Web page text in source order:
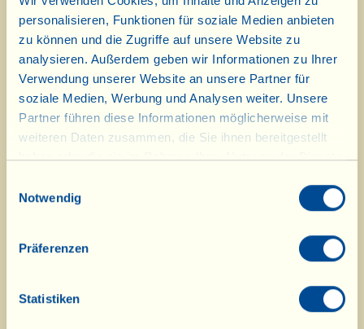
personalisieren, Funktionen für soziale Medien anbieten
zu können und die Zugriffe auf unsere Website zu
analysieren. Außerdem geben wir Informationen zu Ihrer
Verwendung unserer Website an unsere Partner für
soziale Medien, Werbung und Analysen weiter. Unsere
Partner führen diese Informationen möglicherweise mit
weiteren Daten zusammen, die Sie ihnen bereitgestellt
haben oder die sie im Rahmen Ihrer Nutzung der Dienste
Notwendig
Präferenzen
Statistiken
4 EL Olivenöl Extravergine
1 EL Balsamessig aus Modena
½ Glas warmes Wasser
Salz
Pfeffer
und in Stäbchen schneiden. Die Paprikaschoten
sorgfältig waschen, mit Küchenpapier trocken
tupfen und in schmale Streifen schneiden. Die
Zwiebel putzen, in feine Ringe schneiden und in
einer schweren Pfanne in dem erhitzten Olivenöl